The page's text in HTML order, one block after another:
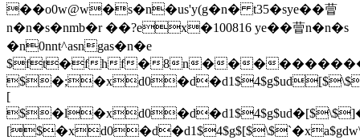
��o0w@w�s�n�us'y(g�n� t35�sye��萺
n�n�s�nmb�r ��?ex�100816 ye��萺n�n�s
�n0nnt^asngas�n�e
$ft�fhf�8n���
[